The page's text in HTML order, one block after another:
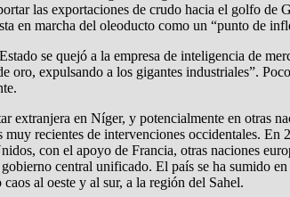
las exportaciones de crudo hacia el golfo
en marcha del oleoducto como un “punto de
se quejó a la empresa de inteligencia de
oro, expulsando a los gigantes industriales”.
extranjera en Níger, y potencialmente en otras
muy recientes de intervenciones occidentales.
con el apoyo de Francia, otras naciones
central unificado. El país se ha sumido
al oeste y al sur, a la región del Sahel.